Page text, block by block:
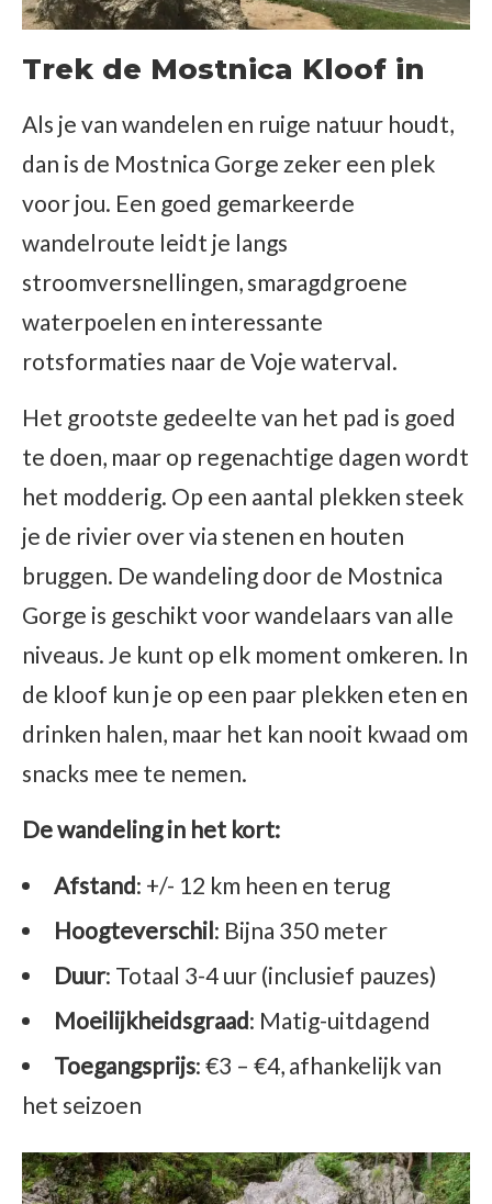
Trek de Mostnica Kloof in
Als je van wandelen en ruige natuur houdt,
dan is de Mostnica Gorge zeker een plek
voor jou. Een goed gemarkeerde
wandelroute leidt je langs
stroomversnellingen, smaragdgroene
waterpoelen en interessante
rotsformaties naar de Voje waterval.
Het grootste gedeelte van het pad is goed
te doen, maar op regenachtige dagen wordt
het modderig. Op een aantal plekken steek
je de rivier over via stenen en houten
bruggen. De wandeling door de Mostnica
Gorge is geschikt voor wandelaars van alle
niveaus. Je kunt op elk moment omkeren. In
de kloof kun je op een paar plekken eten en
drinken halen, maar het kan nooit kwaad om
snacks mee te nemen.
De wandeling in het kort:
Afstand: +/- 12 km heen en terug
Hoogteverschil: Bijna 350 meter
Duur: Totaal 3-4 uur (inclusief pauzes)
Moeilijkheidsgraad: Matig-uitdagend
Toegangsprijs: €3 – €4, afhankelijk van
het seizoen